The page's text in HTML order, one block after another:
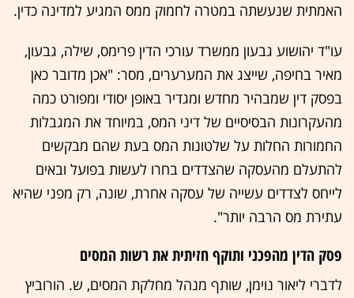
האמתית שנעשתה במטרה לחמוק ממס המגיע למדינה כדין.
עו"ד יהושוע גבעון ממשרד עורכי הדין פרימס, שילה, גבעון,
מאיר בחיפה, שייצג את המערערים, מסר: "אכן מדובר כאן
בפסק דין שמבהיר מחדש ומגדיר באופן יסודי ומפורט כמה
מהעקרונות הבסיסיים של דיני המס, במיוחד את המגבלות
החמורות החלות על שלטונות המס בעת שהם מבקשים
להתעלם מהעסקה שהצדדים בחרו לעשות בפועל ובאים
לייחס לצדדים עשייה של עסקה אחרת, שונה, רק מפני שהיא
עתירת מס הרבה יותר".
פסק הדין מהפכני ותוקף חזיתית את רשות המסים
לדברי ליאור נוימן, שותף מנהל מחלקת המסים, ש. הורוביץ